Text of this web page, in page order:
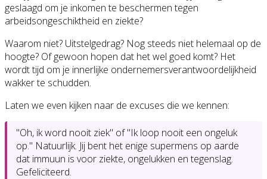
geslaagd om je inkomen te beschermen tegen
arbeidsongeschiktheid en ziekte?
Waarom niet? Uitstelgedrag? Nog steeds niet helemaal op de
hoogte? Of gewoon hopen dat het wel goed komt? Het
wordt tijd om je innerlijke ondernemersverantwoordelijkheid
wakker te schudden.
Laten we even kijken naar de excuses die we kennen:
"Oh, ik word nooit ziek" of "Ik loop nooit een ongeluk
op." Natuurlijk. Jij bent het enige supermens op aarde
dat immuun is voor ziekte, ongelukken en tegenslag.
Gefeliciteerd.